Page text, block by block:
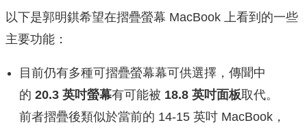
以下是郭明錤希望在摺疊螢幕 MacBook 上看到的一些
主要功能：
目前仍有多種可摺疊螢幕幕可供選擇，傳聞中
的 20.3 英吋螢幕有可能被 18.8 英吋面板取代。
前者摺疊後類似於當前的 14-15 英吋 MacBook，